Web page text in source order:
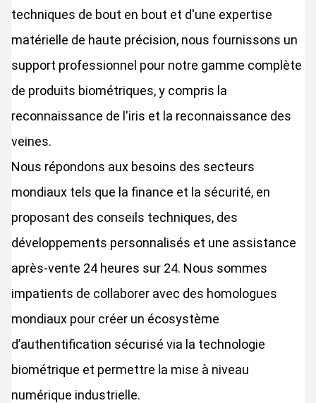
techniques de bout en bout et d'une expertise
matérielle de haute précision, nous fournissons un
support professionnel pour notre gamme complète
de produits biométriques, y compris la
reconnaissance de l'iris et la reconnaissance des
veines.
Nous répondons aux besoins des secteurs
mondiaux tels que la finance et la sécurité, en
proposant des conseils techniques, des
développements personnalisés et une assistance
après-vente 24 heures sur 24. Nous sommes
impatients de collaborer avec des homologues
mondiaux pour créer un écosystème
d’authentification sécurisé via la technologie
biométrique et permettre la mise à niveau
numérique industrielle.